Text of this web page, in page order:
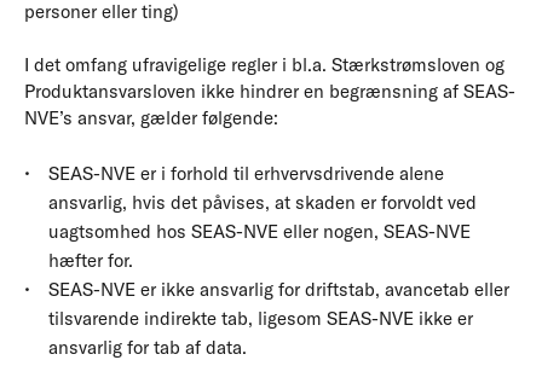
personer eller ting)
I det omfang ufravigelige regler i bl.a. Stærkstrømsloven og
Produktansvarsloven ikke hindrer en begrænsning af SEAS-
NVE’s ansvar, gælder følgende:
SEAS-NVE er i forhold til erhvervsdrivende alene
ansvarlig, hvis det påvises, at skaden er forvoldt ved
uagtsomhed hos SEAS-NVE eller nogen, SEAS-NVE
hæfter for.
SEAS-NVE er ikke ansvarlig for driftstab, avancetab eller
tilsvarende indirekte tab, ligesom SEAS-NVE ikke er
ansvarlig for tab af data.